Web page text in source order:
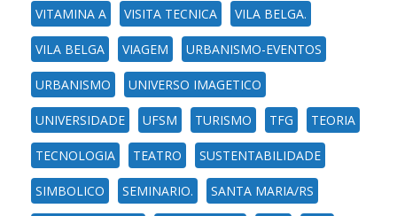
VITAMINA A VISITA TECNICA VILA BELGA.
VILA BELGA VIAGEM URBANISMO-EVENTOS
URBANISMO UNIVERSO IMAGETICO
UNIVERSIDADE UFSM TURISMO TFG TEORIA
TECNOLOGIA TEATRO SUSTENTABILIDADE
SIMBOLICO SEMINARIO. SANTA MARIA/RS